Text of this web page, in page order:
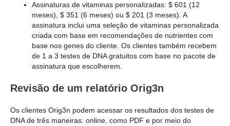
Assinaturas de vitaminas personalizadas: $ 601 (12
meses), $ 351 (6 meses) ou $ 201 (3 meses). A
assinatura inclui uma seleção de vitaminas personalizada
criada com base em recomendações de nutrientes com
base nos genes do cliente. Os clientes também recebem
de 1 a 3 testes de DNA gratuitos com base no pacote de
assinatura que escolherem.
Revisão de um relatório Orig3n
Os clientes Orig3n podem acessar os resultados dos testes de
DNA de três maneiras: online, como PDF e por meio do